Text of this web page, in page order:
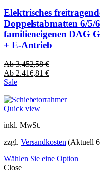
Elektrisches
Doppelstabmatten 6/5/
familieneigenen DAG
+ E-Antrieb
Ab3.452,58€
Ab 2.416,81 €
Sale
Quick view
inkl. MwSt.
zzgl. Versandkosten (Aktuell
Wählen Sie eine Option
Close